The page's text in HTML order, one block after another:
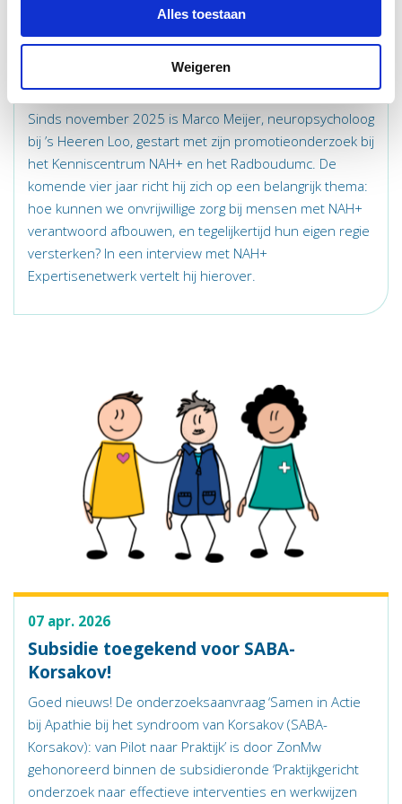
Alles toestaan
Weigeren
07 apr. 2026
Kan onvrijwillige zorg voor mensen met
NAH+ worden afgebouwd?
Sinds november 2025 is Marco Meijer, neuropsycholoog
bij ’s Heeren Loo, gestart met zijn promotieonderzoek bij
het Kenniscentrum NAH+ en het Radboudumc. De
komende vier jaar richt hij zich op een belangrijk thema:
hoe kunnen we onvrijwillige zorg bij mensen met NAH+
verantwoord afbouwen, en tegelijkertijd hun eigen regie
versterken? In een interview met NAH+
Expertisenetwerk vertelt hij hierover.
07 apr. 2026
Subsidie toegekend voor SABA-
Korsakov!
Goed nieuws! De onderzoeksaanvraag ‘Samen in Actie
bij Apathie bij het syndroom van Korsakov (SABA-
Korsakov): van Pilot naar Praktijk’ is door ZonMw
gehonoreerd binnen de subsidieronde ‘Praktijkgericht
onderzoek naar effectieve interventies en werkwijzen